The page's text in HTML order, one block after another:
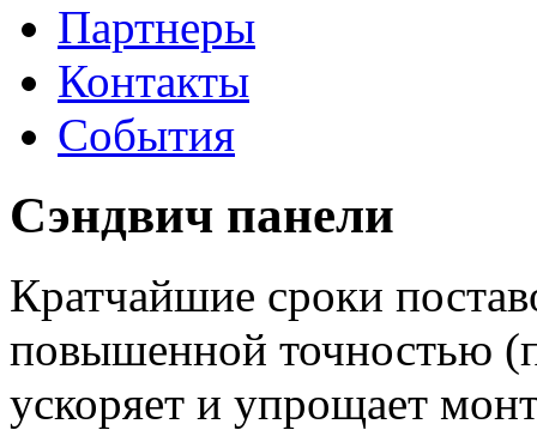
Партнеры
Контакты
События
Сэндвич панели
Кратчайшие сроки
повышенной точностью
ускоряет и упрощает